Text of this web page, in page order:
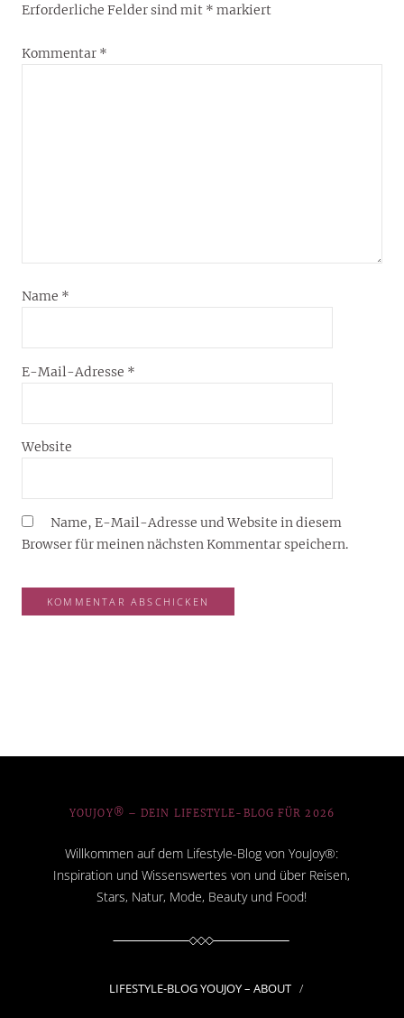
Erforderliche Felder sind mit * markiert
Kommentar *
Name *
E-Mail-Adresse *
Website
Name, E-Mail-Adresse und Website in diesem
Browser für meinen nächsten Kommentar speichern.
YOUJOY® – DEIN LIFESTYLE-BLOG FÜR 2026
Willkommen auf dem Lifestyle-Blog von YouJoy®:
Inspiration und Wissenswertes von und über Reisen,
Stars, Natur, Mode, Beauty und Food!
LIFESTYLE-BLOG YOUJOY – ABOUT